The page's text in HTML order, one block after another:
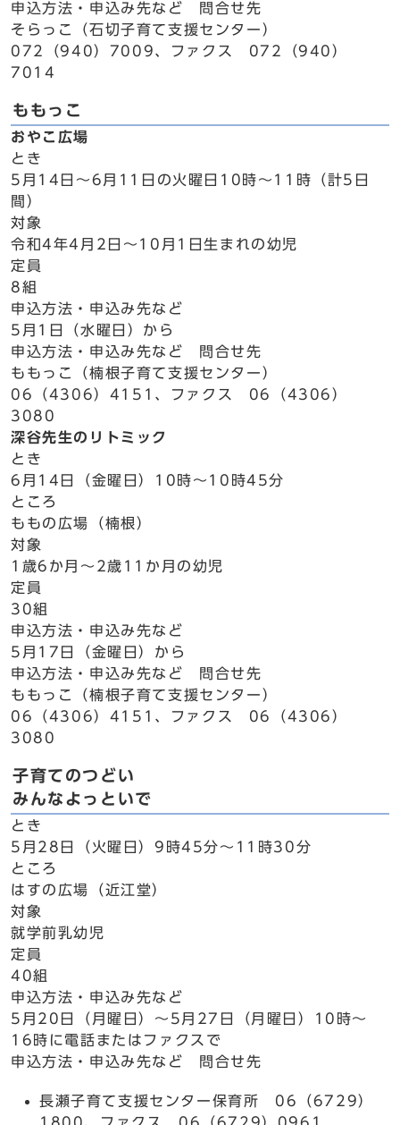
申込方法・申込み先など 問合せ先
そらっこ（石切子育て支援センター）
072（940）7009、ファクス 072（940）
7014
ももっこ
おやこ広場
とき
5月14日～6月11日の火曜日10時～11時（計5日
間）
対象
令和4年4月2日～10月1日生まれの幼児
定員
8組
申込方法・申込み先など
5月1日（水曜日）から
申込方法・申込み先など 問合せ先
ももっこ（楠根子育て支援センター）
06（4306）4151、ファクス 06（4306）
3080
深谷先生のリトミック
とき
6月14日（金曜日）10時～10時45分
ところ
ももの広場（楠根）
対象
1歳6か月～2歳11か月の幼児
定員
30組
申込方法・申込み先など
5月17日（金曜日）から
申込方法・申込み先など 問合せ先
ももっこ（楠根子育て支援センター）
06（4306）4151、ファクス 06（4306）
3080
子育てのつどい
みんなよっといで
とき
5月28日（火曜日）9時45分～11時30分
ところ
はすの広場（近江堂）
対象
就学前乳幼児
定員
40組
申込方法・申込み先など
5月20日（月曜日）～5月27日（月曜日）10時～
16時に電話またはファクスで
申込方法・申込み先など 問合せ先
長瀬子育て支援センター保育所 06（6729）